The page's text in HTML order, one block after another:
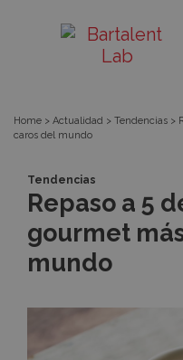
Repaso
5
los
más
Lab
Home > Actualidad > Tendencias >
caros del mundo
Tendencias
Repaso a 5
gourmet
mundo